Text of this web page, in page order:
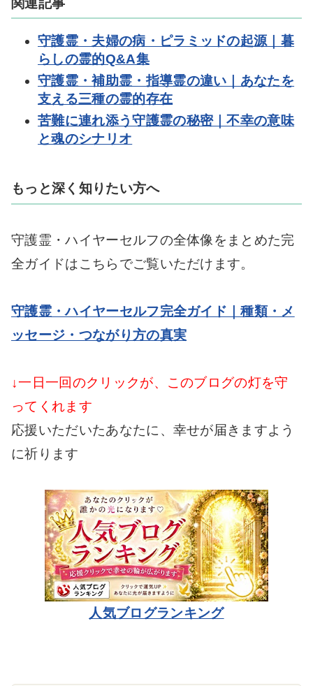
守護霊・夫婦の病・ピラミッドの起源｜暮
らしの霊的Q&A集
守護霊・補助霊・指導霊の違い｜あなたを
支える三種の霊的存在
苦難に連れ添う守護霊の秘密｜不幸の意味
と魂のシナリオ
もっと深く知りたい方へ
守護霊・ハイヤーセルフの全体像をまとめた完
全ガイドはこちらでご覧いただけます。
守護霊・ハイヤーセルフ完全ガイド｜種類・メ
ッセージ・つながり方の真実
↓一日一回のクリックが、このブログの灯を守
ってくれます
応援いただいたあなたに、幸せが届きますよう
に祈ります
人気ブログランキング